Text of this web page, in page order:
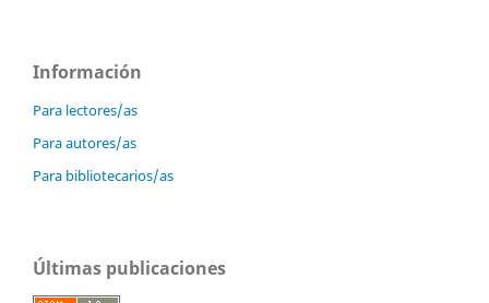
Información
Para lectores/as
Para autores/as
Para bibliotecarios/as
Últimas publicaciones